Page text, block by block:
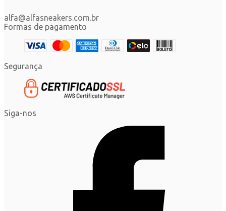
alfa@alfasneakers.com.br
Formas de pagamento
Segurança
Siga-nos